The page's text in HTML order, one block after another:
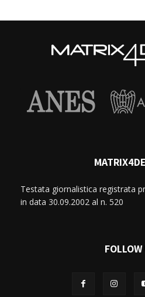
Testata giornalistica registrata
in data 30.09.2002 al n. 520